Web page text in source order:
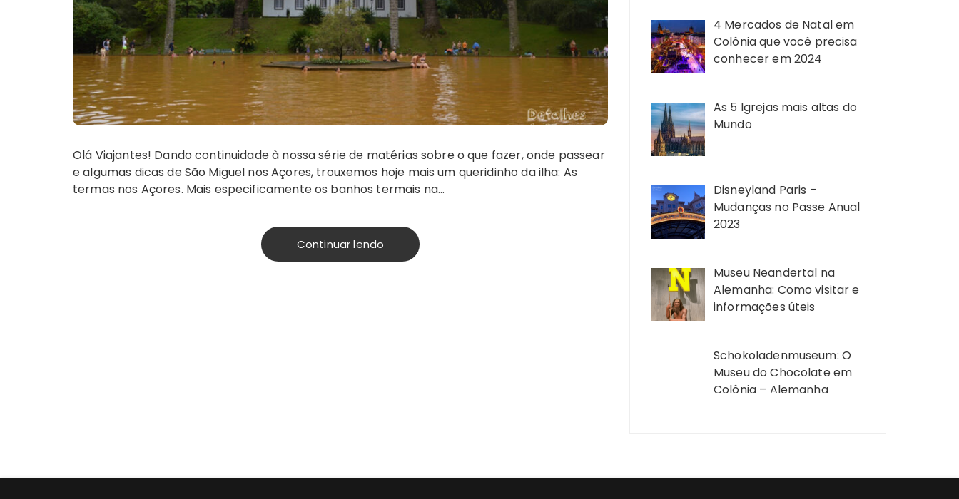
Olá Viajantes! Dando continuidade à nossa série de matérias sobre o que fazer, onde passear
e algumas dicas de São Miguel nos Açores, trouxemos hoje mais um queridinho da ilha: As
termas nos Açores. Mais especificamente os banhos termais na…
Continuar lendo
4 Mercados de Natal em
Colônia que você precisa
conhecer em 2024
As 5 Igrejas mais altas do
Mundo
Disneyland Paris –
Mudanças no Passe Anual
2023
Museu Neandertal na
Alemanha: Como visitar e
informações úteis
Schokoladenmuseum: O
Museu do Chocolate em
Colônia – Alemanha